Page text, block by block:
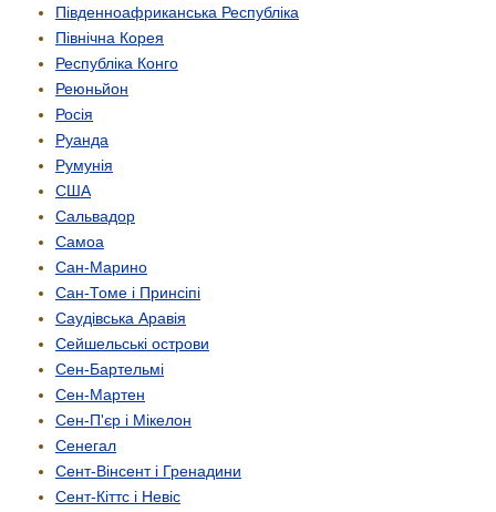
Південно­африканська Республіка
Північна Корея
Республіка Конго
Реюньйон
Росія
Руанда
Румунія
США
Сальвадор
Самоа
Сан-Марино
Сан-Томе і Принсіпі
Саудівська Аравія
Сейшельські острови
Сен-Бартельмі
Сен-Мартен
Сен-П'єр і Мікелон
Сенегал
Сент-Вінсент і Гренадини
Сент-Кіттс і Невіс